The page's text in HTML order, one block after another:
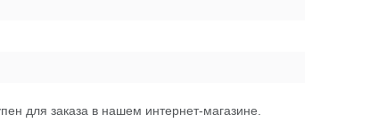
для заказа в нашем интернет-магазине.